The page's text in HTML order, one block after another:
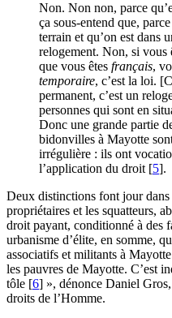
Non. Non non, parce
ça sous-entend que,
terrain et qu’on est dans
relogement. Non, si vous
que vous êtes français,
temporaire, c’est la loi.
permanent, c’est un
personnes qui sont en
Donc une grande partie
bidonvilles à Mayotte
irrégulière : ils ont
l’application du droit[5].
Deux distinctions font jour
propriétaires et les squatteurs,
droit payant, conditionné à des
urbanisme d’élite, en somme,
associatifs et militants à
les pauvres de Mayotte. C’est
tôle [6] », dénonce Daniel
droits de l’Homme.